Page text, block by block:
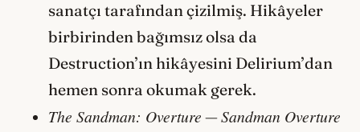
sanatçı tarafından çizilmiş. Hikâyeler
birbirinden bağımsız olsa da
Destruction’ın hikâyesini Delirium’dan
hemen sonra okumak gerek.
The Sandman: Overture —Sandman Overture